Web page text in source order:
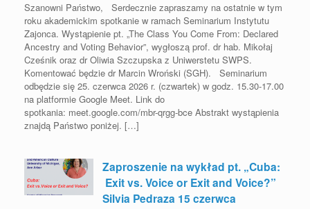
Szanowni Państwo, Serdecznie zapraszamy na ostatnie w tym
roku akademickim spotkanie w ramach Seminarium Instytutu
Zajonca. Wystąpienie pt. „The Class You Come From: Declared
Ancestry and Voting Behavior”, wygłoszą prof. dr hab. Mikołaj
Cześnik oraz dr Oliwia Szczupska z Uniwerstetu SWPS.
Komentować będzie dr Marcin Wroński (SGH). Seminarium
odbędzie się 25. czerwca 2026 r. (czwartek) w godz. 15.30-17.00
na platformie Google Meet. Link do
spotkania: meet.google.com/mbr-qrgg-bce Abstrakt wystąpienia
znajdą Państwo poniżej. […]
Zaproszenie na wykład pt. „Cuba:
Exit vs. Voice or Exit and Voice?”
Silvia Pedraza 15 czerwca